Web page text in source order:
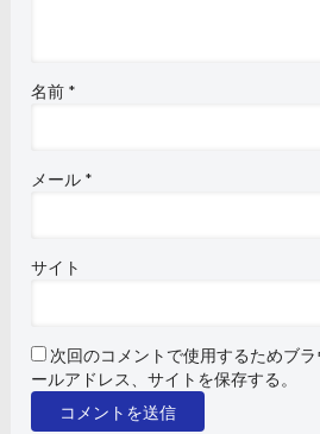
名前 *
メール *
サイト
次回のコメントで使用するためブ
ールアドレス、サイトを保存する。